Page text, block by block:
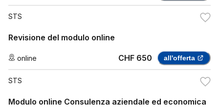
STS
Revisione del modulo online
online CHF 650 all'offerta
STS
Modulo online Consulenza aziendale ed economica